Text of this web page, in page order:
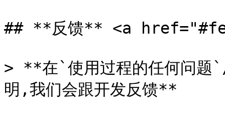
## **反馈** <a
> **在`使用过程的任何问题